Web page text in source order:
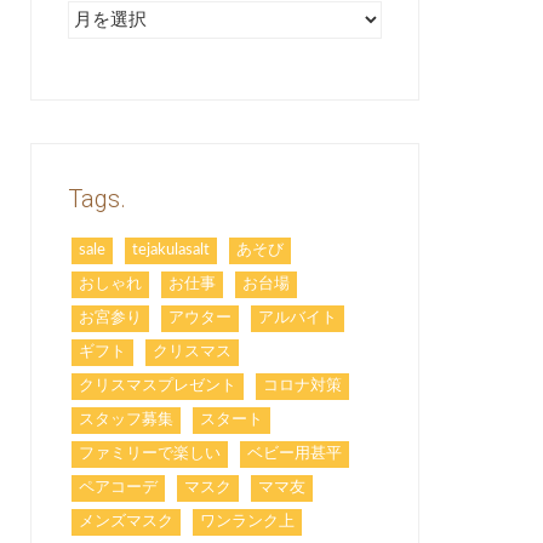
ア
Tags.
sale tejakulasalt あそび
おしゃれ お仕事 お台場
お宮参り アウター アルバイト
ギフト クリスマス
クリスマスプレゼント コロナ対策
スタッフ募集 スタート
ファミリーで楽しい ベビー用甚平
ペアコーデ マスク ママ友
メンズマスク ワンランク上